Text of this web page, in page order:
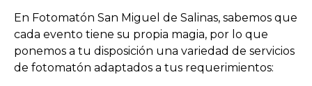
En Fotomatón San Miguel de Salinas, sabemos que
cada evento tiene su propia magia, por lo que
ponemos a tu disposición una variedad de servicios
de fotomatón adaptados a tus requerimientos: